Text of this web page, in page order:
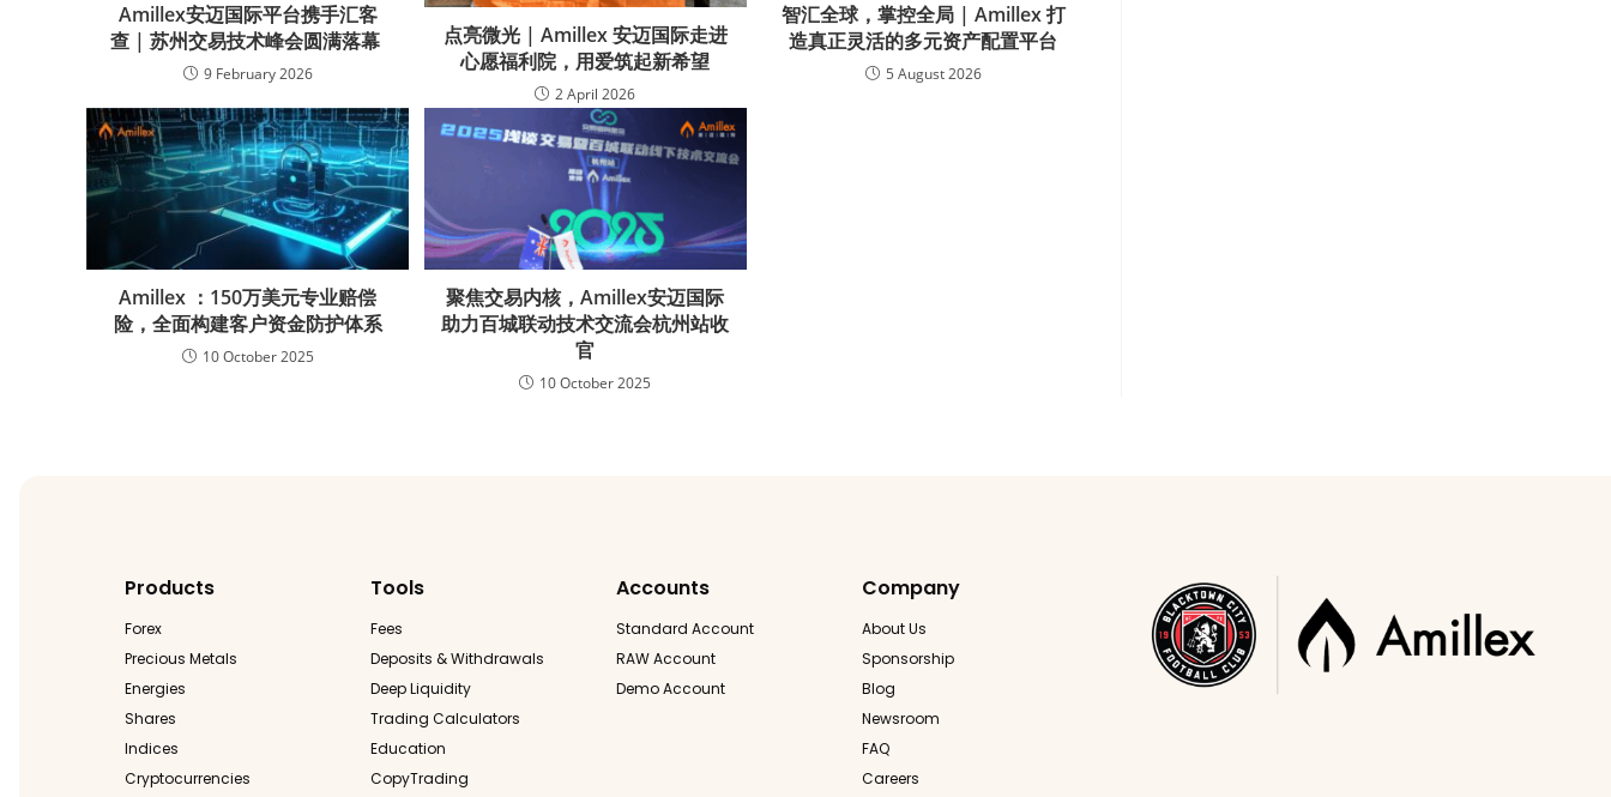
Amillex安迈国际平台携手汇客
查 | 苏州交易技术峰会圆满落幕
9 February 2026
点亮微光 | Amillex 安迈国际走进
心愿福利院，用爱筑起新希望
2 April 2026
智汇全球，掌控全局 | Amillex 打
造真正灵活的多元资产配置平台
5 August 2026
Amillex ：150万美元专业赔偿
险，全面构建客户资金防护体系
10 October 2025
聚焦交易内核，Amillex安迈国际
助力百城联动技术交流会杭州站收
官
10 October 2025
Products
Forex
Precious Metals
Energies
Shares
Indices
Cryptocurrencies
Tools
Fees
Deposits & Withdrawals
Deep Liquidity
Trading Calculators
Education
CopyTrading
Accounts
Standard Account
RAW Account
Demo Account
Company
About Us
Sponsorship
Blog
Newsroom
FAQ
Careers